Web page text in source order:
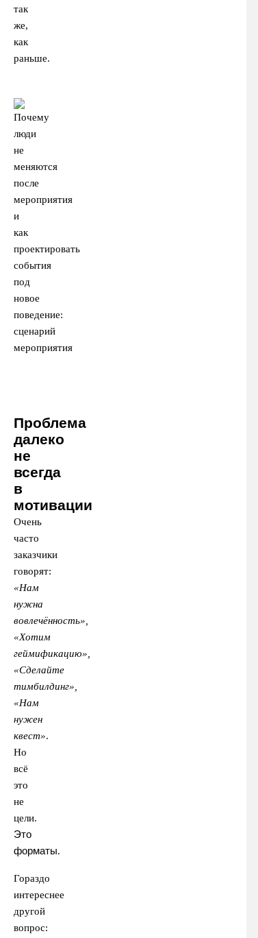
так
же,
как
раньше.
Проблема
далеко
не
всегда
в
мотивации
Очень
часто
заказчики
говорят:
«Нам
нужна
вовлечённость»,
«Хотим
геймификацию»,
«Сделайте
тимбилдинг»,
«Нам
нужен
квест».
Но
всё
это
не
цели.
Это
форматы.
Гораздо
интереснее
другой
вопрос: